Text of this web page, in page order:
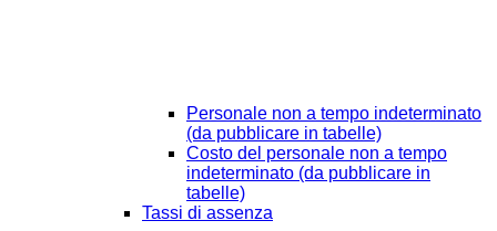
Personale non a tempo indeterminato
(da pubblicare in tabelle)
Costo del personale non a tempo
indeterminato (da pubblicare in
tabelle)
Tassi di assenza